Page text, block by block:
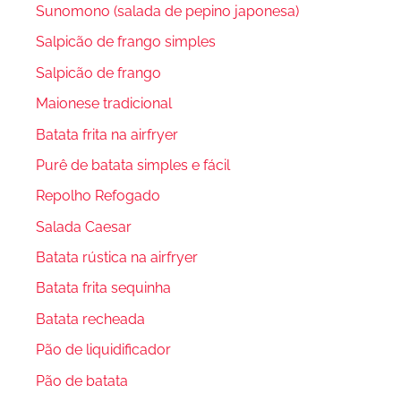
Sunomono (salada de pepino japonesa)
Salpicão de frango simples
Salpicão de frango
Maionese tradicional
Batata frita na airfryer
Purê de batata simples e fácil
Repolho Refogado
Salada Caesar
Batata rústica na airfryer
Batata frita sequinha
Batata recheada
Pão de liquidificador
Pão de batata